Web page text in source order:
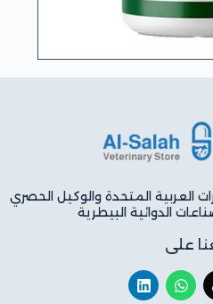
العربية المتحدة والوكيل الحصري
الدوائية البيطرية
على